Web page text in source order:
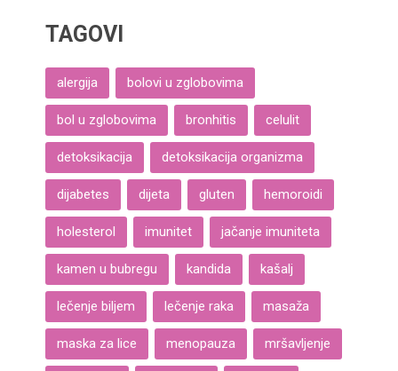
TAGOVI
alergija bolovi u zglobovima
bol u zglobovima bronhitis celulit
detoksikacija detoksikacija organizma
dijabetes dijeta gluten hemoroidi
holesterol imunitet jačanje imuniteta
kamen u bubregu kandida kašalj
lečenje biljem lečenje raka masaža
maska za lice menopauza mršavljenje